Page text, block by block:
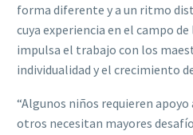
forma diferente y a un ritmo
cuya experiencia en el campo
impulsa el trabajo con los
individualidad y el crecimiento
“Algunos niños requieren
otros necesitan mayores